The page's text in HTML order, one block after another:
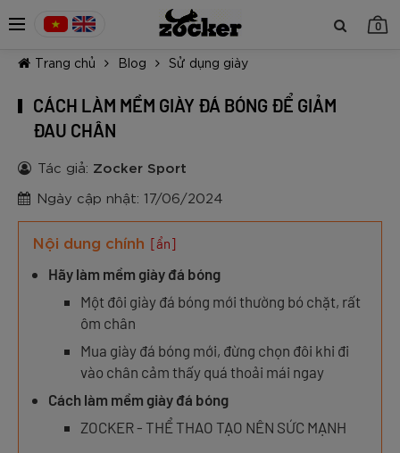
0
Trang chủ Blog Sử dụng giày
CÁCH LÀM MỀM GIÀY ĐÁ BÓNG ĐỂ GIẢM
ĐAU CHÂN
Tác giả: Zocker Sport
Ngày cập nhật: 17/06/2024
Nội dung chính [ẩn]
Hãy làm mềm giày đá bóng
Một đôi giày đá bóng mới thường bó chặt, rất
ôm chân
Mua giày đá bóng mới, đừng chọn đôi khi đi
vào chân cảm thấy quá thoải mái ngay
Cách làm mềm giày đá bóng
ZOCKER - THỂ THAO TẠO NÊN SỨC MẠNH